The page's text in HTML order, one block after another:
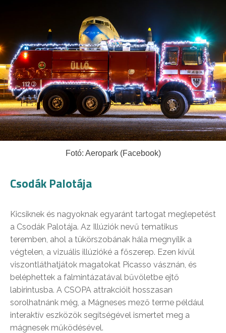
Fotó: Aeropark (Facebook)
Csodák Palotája
Kicsiknek és nagyoknak egyaránt tartogat meglepetést
a Csodák Palotája. Az Illúziók nevű tematikus
teremben, ahol a tükörszobának hála megnyílik a
végtelen, a vizuális illúzióké a főszerep. Ezen kívül
viszontláthatjátok magatokat Picasso vásznán, és
beléphettek a falmintázatával bűvöletbe ejtő
labirintusba. A CSOPA attrakcióit hosszasan
sorolhatnánk még, a Mágneses mező terme például
interaktív eszközök segítségével ismertet meg a
mágnesek működésével.